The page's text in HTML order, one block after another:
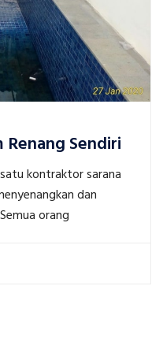
Sendiri
kontraktor sarana
dan
orang